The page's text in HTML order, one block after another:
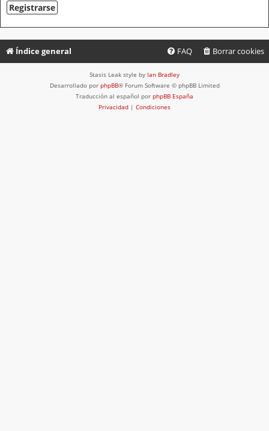
Registrarse
Índice general Borrar cookies
FAQ
Stasis Leak style by Ian Bradley
Desarrollado por phpBB® Forum Software © phpBB Limited
Traducción al español por phpBB España
Privacidad | Condiciones